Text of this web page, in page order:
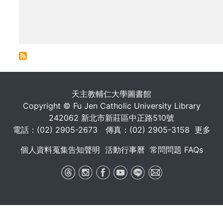
天主教輔仁大學圖書館
Copyright © Fu Jen Catholic University Library
242062 新北市新莊區中正路510號
電話：(02) 2905-2673 傳真：(02) 2905-3158 更多
個人資料蒐集告知聲明 活動行事曆 常問問題 FAQs